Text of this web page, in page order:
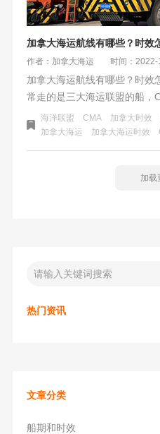
加拿大海运航线有哪些？时效
作者：加拿大海运 时间：2022-
加拿大海运航线有哪些？时效
常走的是三大海运联盟的船，
COSCO/EMC/CMA/
YML/ONE/HMM/HPL,2M联盟
海洋联盟 CMA 加拿大时效
加拿大海运
加拿大海运时效
加载
热门资讯
文章分类
船期和时效